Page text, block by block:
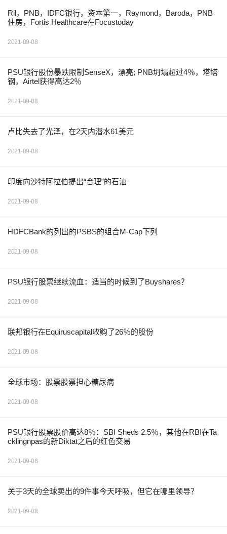
Ril，PNB，IDFC银行，资本第一，Raymond，Baroda，PNB
住房，Fortis Healthcare在Focustoday
2021-09-08
PSU银行股份暴跌限制SenseX，漂亮; PNB坍塌超过4％，塔塔
钢，Airtel获得高达2％
2021-09-08
卢比失去了光泽，在2天内潜水61美元
2021-09-08
印度向沙特阿拉伯提出“合理”的石油
2021-09-08
HDFCBank的列出的PSBS的组合M-Cap下列
2021-09-08
PSU银行股票继续流血：适当的时候到了Buyshares？
2021-09-08
联邦银行在Equiruscapital收购了26％的股份
2021-09-08
全球市场：股票股票担心糖尿病
2021-09-08
PSU银行股票股价高达8％：SBI Sheds 2.5％，其他在RBI在Ta
cklingnpas的新Diktat之后的红色交易
2021-09-08
关于3天的全球卖出的9件事今天呼吸，但它在哪里领导？
2021-09-08